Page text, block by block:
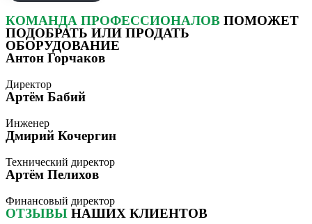
КОМАНДА ПРОФЕССИОНАЛОВ ПОМОЖЕТ
ПОДОБРАТЬ ИЛИ ПРОДАТЬ
ОБОРУДОВАНИЕ
Антон Горчаков
Директор
Артём Бабий
Инженер
Дмирий Кочергин
Технический директор
Артём Пелихов
Финансовый директор
ОТЗЫВЫ НАШИХ КЛИЕНТОВ